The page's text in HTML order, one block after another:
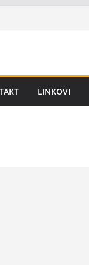
LINKOVI